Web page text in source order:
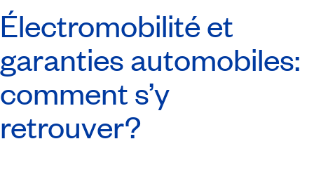
Électromobilité et
garanties automobiles:
comment s’y
retrouver?